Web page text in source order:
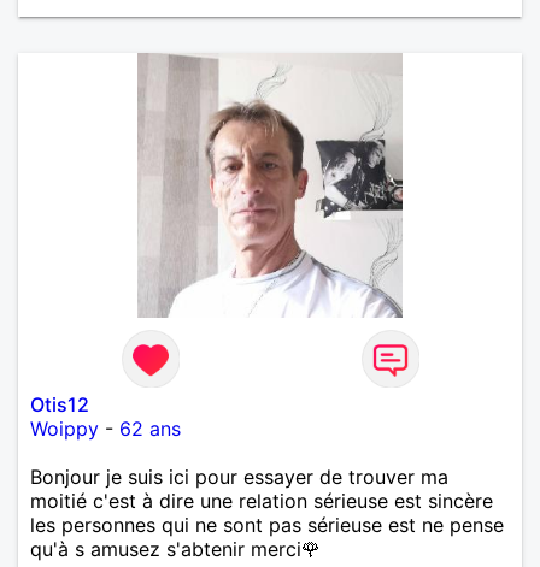
Otis12
Woippy - 62 ans
Bonjour je suis ici pour essayer de trouver ma
moitié c'est à dire une relation sérieuse est sincère
les personnes qui ne sont pas sérieuse est ne pense
qu'à s amusez s'abtenir merci🌹